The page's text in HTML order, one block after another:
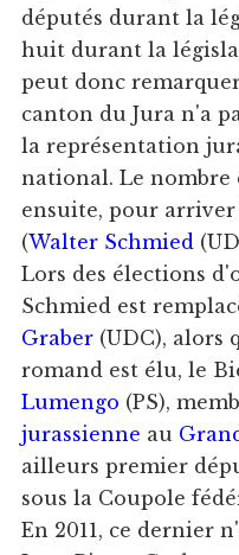
députés durant la
huit durant la
peut donc
canton du Jura n'a
la représentation
national. Le nombre
ensuite, pour arriver
(Walter Schmied
Lors des élections
Schmied est
Graber(UDC), alors
romand est élu, le
Lumengo (PS),
jurassienne au
ailleurs premier
sous la Coupole
En 2011, ce dernier